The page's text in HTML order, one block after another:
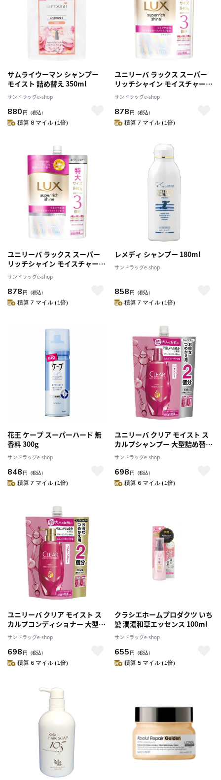
サムライウーマン シャンプー
モイスト 詰め替え 350ml
サンドラッグe-shop
880 円 （税込）
積算 8 マイル (1倍)
ユニリーバ ラックス スーパー
リッチシャイン モイスチャー
保湿シャンプー つめかえ用
840g
サンドラッグe-shop
878 円 （税込）
積算 7 マイル (1倍)
ユニリーバ ラックス スーパー
リッチシャイン モイスチャー
保湿コンディショナー つめかえ
用 840g
サンドラッグe-shop
878 円 （税込）
積算 7 マイル (1倍)
レメディ シャンプー 180ml
サンドラッグe-shop
858 円 （税込）
積算 7 マイル (1倍)
花王 ケープ スーパーハード 無
香料 300g
サンドラッグe-shop
848 円 （税込）
積算 7 マイル (1倍)
ユニリーバ クリア モイスト ス
カルプシャンプー 大型詰め替え
600g
サンドラッグe-shop
698 円 （税込）
積算 6 マイル (1倍)
ユニリーバ クリア モイスト ス
カルプコンディショナー 大型詰
め替え 600g
サンドラッグe-shop
698 円 （税込）
積算 6 マイル (1倍)
クラシエホームプロダクツ いち
髪 潤濃和草エッセンス 100ml
サンドラッグe-shop
655 円 （税込）
積算 5 マイル (1倍)